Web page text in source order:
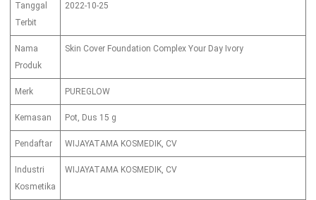
Tanggal
Terbit
2022-10-25
Nama
Produk
Skin Cover Foundation Complex Your Day Ivory
Merk PUREGLOW
Kemasan Pot, Dus 15 g
Pendaftar WIJAYATAMA KOSMEDIK, CV
Industri
Kosmetika
WIJAYATAMA KOSMEDIK, CV